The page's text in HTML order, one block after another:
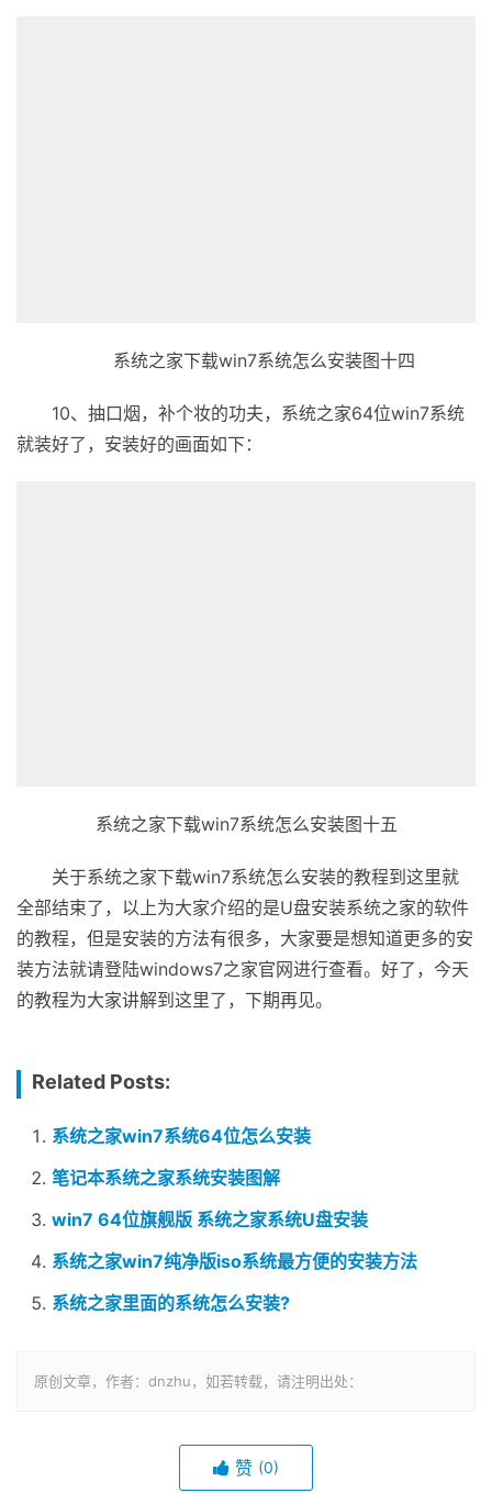
系统之家下载win7系统怎么安装图十四
10、抽口烟，补个妆的功夫，系统之家64位win7系统
就装好了，安装好的画面如下：
系统之家下载win7系统怎么安装图十五
关于系统之家下载win7系统怎么安装的教程到这里就
全部结束了，以上为大家介绍的是U盘安装系统之家的软件
的教程，但是安装的方法有很多，大家要是想知道更多的安
装方法就请登陆windows7之家官网进行查看。好了，今天
的教程为大家讲解到这里了，下期再见。
Related Posts:
系统之家win7系统64位怎么安装
笔记本系统之家系统安装图解
win7 64位旗舰版 系统之家系统U盘安装
系统之家win7纯净版iso系统最方便的安装方法
系统之家里面的系统怎么安装?
原创文章，作者：dnzhu，如若转载，请注明出处：
赞 (0)